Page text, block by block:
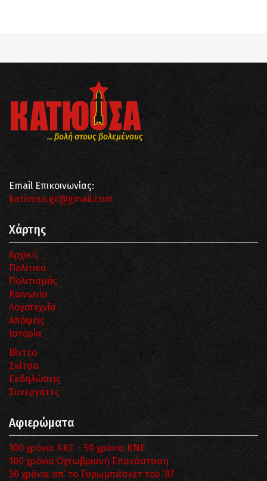
... βολή στους βολεμένους
Email Επικοινωνίας:
katiousa.gr@gmail.com
Χάρτης
Αρχική
Πολιτικά
Πολιτισμός
Κοινωνία
Λογοτεχνία
Απόψεις
Ιστορία
Βίντεο
Σκίτσα
Εκδηλώσεις
Συνεργάτες
Αφιερώματα
100 χρόνια ΚΚΕ – 50 χρόνια ΚΝΕ
100 χρόνια Οχτωβριανή Επανάσταση
30 χρόνια απ’ το Ευρωμπάσκετ του ΄87